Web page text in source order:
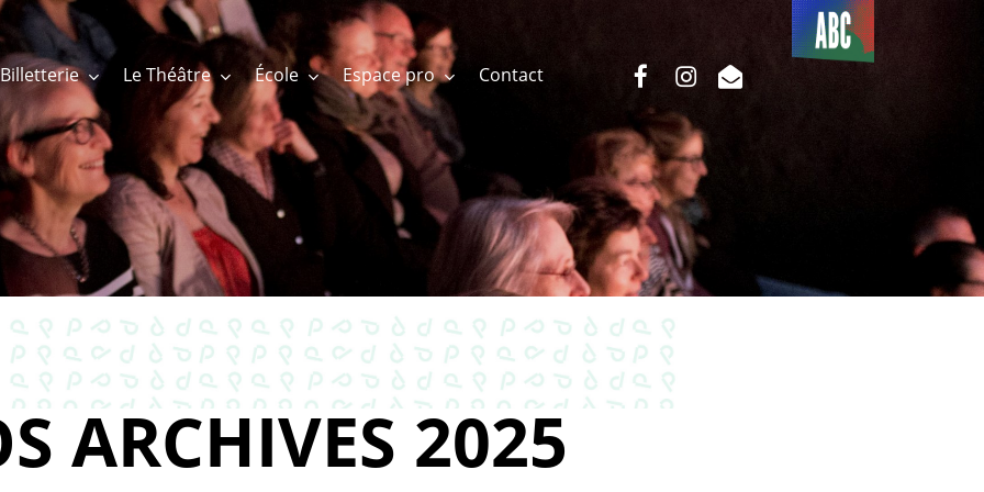
Billetterie Le Théâtre École Espace pro Contact
Du côté
de l’ABC
facebookinstagram
email
ARCHIVES 2025